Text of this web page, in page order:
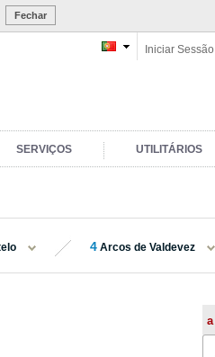
Fechar
Iniciar Sessão
SERVIÇOS UTILITÁRIOS
4 Arcos de Valdevez